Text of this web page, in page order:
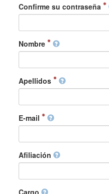
Confirme su contraseña
Nombre
Apellidos
E-mail
Afiliación
Cargo